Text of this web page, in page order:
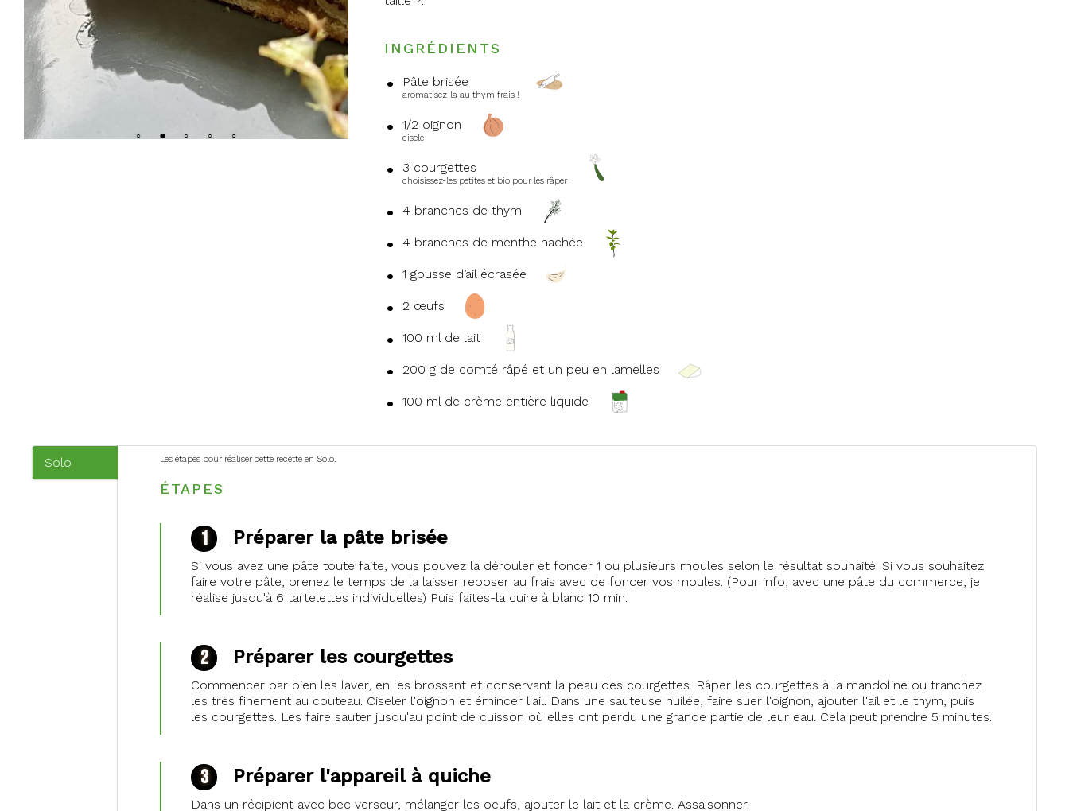
INGRÉDIENTS
Pâte brisée
aromatisez-la au thym frais !
1/2 oignon
ciselé
3 courgettes
choisissez-les petites et bio pour les râper
4 branches de thym
4 branches de menthe hachée
1 gousse d’ail écrasée
2 œufs
100 ml de lait
200 g de comté râpé et un peu en lamelles
100 ml de crème entière liquide
Solo
(onglet
Les étapes pour réaliser cette recette en Solo.
ÉTAPES
Préparer la pâte brisée
Si vous avez une pâte toute faite, vous pouvez la dérouler et foncer 1 ou plusieurs moules selon le résultat souhaité. Si vous souhaitez
faire votre pâte, prenez le temps de la laisser reposer au frais avec de foncer vos moules. (Pour info, avec une pâte du commerce, je
réalise jusqu'à 6 tartelettes individuelles) Puis faites-la cuire à blanc 10 min.
Préparer les courgettes
Commencer par bien les laver, en les brossant et conservant la peau des courgettes. Râper les courgettes à la mandoline ou tranchez
les très finement au couteau. Ciseler l'oignon et émincer l'ail. Dans une sauteuse huilée, faire suer l'oignon, ajouter l'ail et le thym, puis
les courgettes. Les faire sauter jusqu'au point de cuisson où elles ont perdu une grande partie de leur eau. Cela peut prendre 5 minutes.
Préparer l'appareil à quiche
Dans un récipient avec bec verseur, mélanger les oeufs, ajouter le lait et la crème. Assaisonner.